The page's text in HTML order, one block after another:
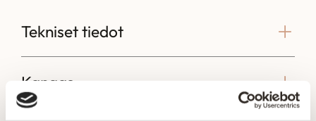
Tekniset tiedot
Kangas